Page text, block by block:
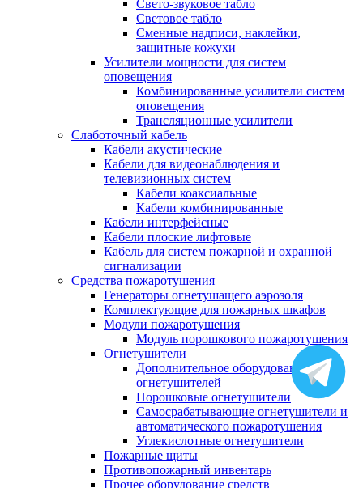
Свето-звуковое табло
Световое табло
Сменные надписи, наклейки,
защитные кожухи
Усилители мощности для систем
оповещения
Комбинированные усилители систем
оповещения
Трансляционные усилители
Слаботочный кабель
Кабели акустические
Кабели для видеонаблюдения и
телевизионных систем
Кабели коаксиальные
Кабели комбинированные
Кабели интерфейсные
Кабели плоские лифтовые
Кабель для систем пожарной и охранной
сигнализации
Средства пожаротушения
Генераторы огнетушащего аэрозоля
Комплектующие для пожарных шкафов
Модули пожаротушения
Модуль порошкового пожаротушения
Огнетушители
Дополнительное оборудование для
огнетушителей
Порошковые огнетушители
Самосрабатывающие огнетушители и
автоматического пожаротушения
Углекислотные огнетушители
Пожарные щиты
Противопожарный инвентарь
Прочее оборудование средств